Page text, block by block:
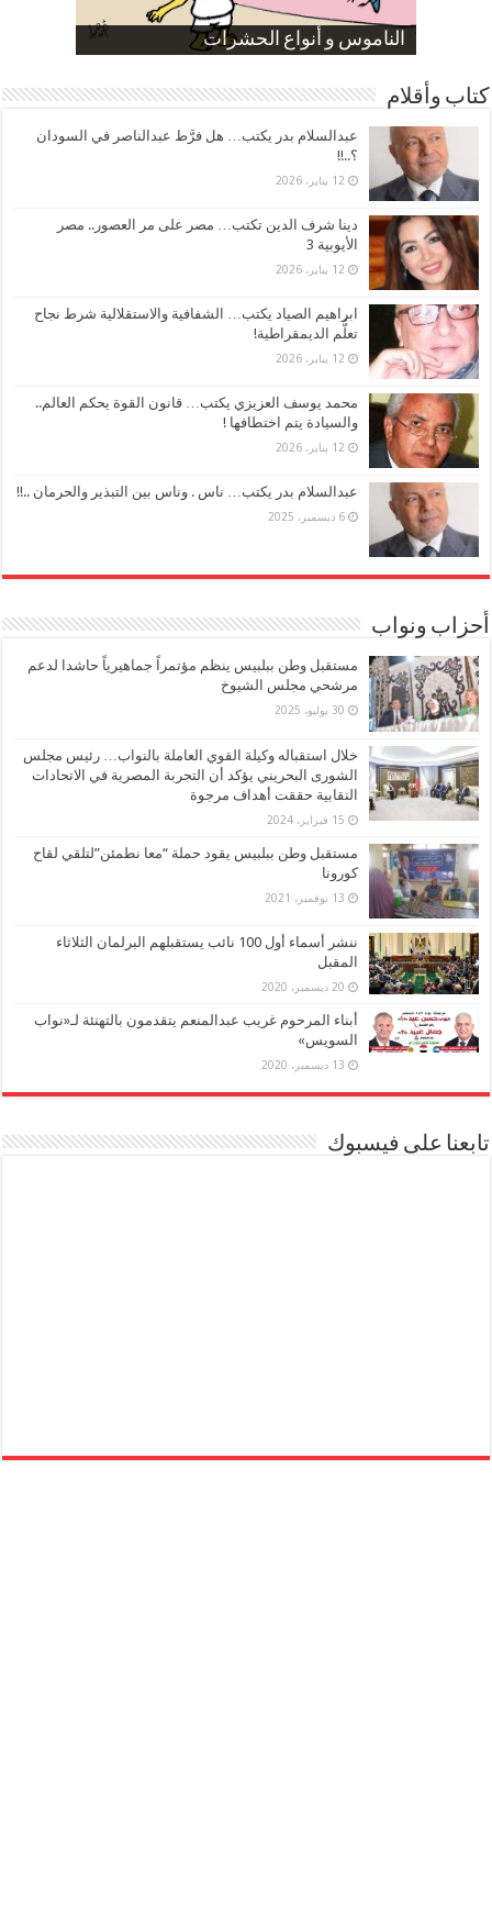
الناموس و أنواع الحشرات
الموظفين بعد ارتفاع الأسعار
ارتفاع نسبة الطلاق في مصر
صورة كاركاتيرية
صورة كاركاتيرية
كتاب وأقلام
عبدالسلام بدر يكتب… هل فرَّط عبدالناصر في السودان
؟..!!
12 يناير، 2026
دينا شرف الدين تكتب… مصر على مر العصور.. مصر
الأيوبية 3
12 يناير، 2026
ابراهيم الصياد يكتب… الشفافية والاستقلالية شرط نجاح
تعلُّم الديمقراطية!
12 يناير، 2026
محمد يوسف العزيزي يكتب… قانون القوة يحكم العالم..
والسيادة يتم اختطافها !
12 يناير، 2026
عبدالسلام بدر يكتب… ناس . وناس بين التبذير والحرمان ..!!
6 ديسمبر، 2025
أحزاب ونواب
مستقبل وطن ببلبيس ينظم مؤتمراً جماهيرياً حاشدا لدعم
مرشحي مجلس الشيوخ
30 يوليو، 2025
خلال استقباله وكيلة القوي العاملة بالنواب… رئيس مجلس
الشورى البحريني يؤكد أن التجربة المصرية في الاتحادات
النقابية حققت أهداف مرجوة
15 فبراير، 2024
مستقبل وطن ببلبيس يقود حملة “معا نطمئن”لتلقي لقاح
كورونا
13 نوفمبر، 2021
ننشر أسماء أول 100 نائب يستقبلهم البرلمان الثلاثاء
المقبل
20 ديسمبر، 2020
أبناء المرحوم غريب عبدالمنعم يتقدمون بالتهنئة لـ«نواب
السويس»
13 ديسمبر، 2020
تابعنا على فيسبوك